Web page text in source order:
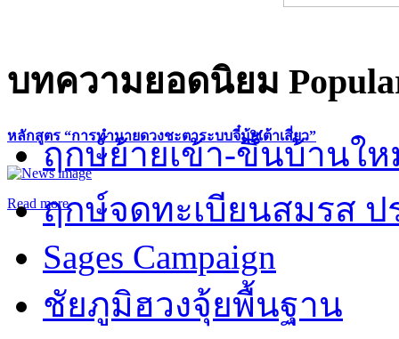
หลักสูตร “การทำนายดวงชะตาระบบจี๋มุ้ยเต้าเสี่ยว”
Read more
บทความยอดนิยม
ฤกษ์ย้ายเข้า-ขึ้นบ้านให
ฤกษ์จดทะเบียนสมรส ป
Sages Campaign
ชัยภูมิฮวงจุ้ยพื้นฐาน